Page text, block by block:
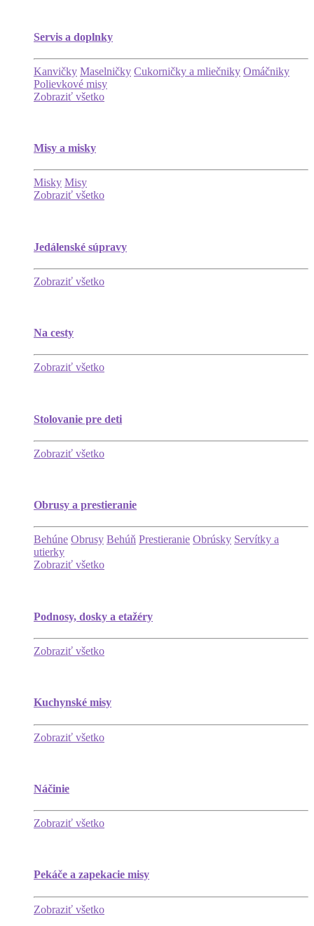
Servis a doplnky
Kanvičky Maselničky Cukorničky a mliečniky Omáčniky
Polievkové misy
Zobraziť všetko
Misy a misky
Misky Misy
Zobraziť všetko
Jedálenské súpravy
Zobraziť všetko
Na cesty
Zobraziť všetko
Stolovanie pre deti
Zobraziť všetko
Obrusy a prestieranie
Behúne Obrusy Behúň Prestieranie Obrúsky Servítky a
utierky
Zobraziť všetko
Podnosy, dosky a etažéry
Zobraziť všetko
Kuchynské misy
Zobraziť všetko
Náčinie
Zobraziť všetko
Pekáče a zapekacie misy
Zobraziť všetko